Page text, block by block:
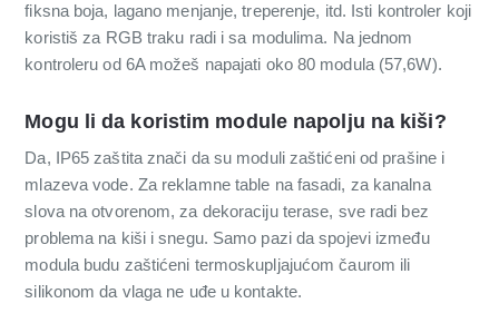
fiksna boja, lagano menjanje, treperenje, itd. Isti kontroler koji
koristiš za RGB traku radi i sa modulima. Na jednom
kontroleru od 6A možeš napajati oko 80 modula (57,6W).
Mogu li da koristim module napolju na kiši?
Da, IP65 zaštita znači da su moduli zaštićeni od prašine i
mlazeva vode. Za reklamne table na fasadi, za kanalna
slova na otvorenom, za dekoraciju terase, sve radi bez
problema na kiši i snegu. Samo pazi da spojevi između
modula budu zaštićeni termoskupljajućom čaurom ili
silikonom da vlaga ne uđe u kontakte.